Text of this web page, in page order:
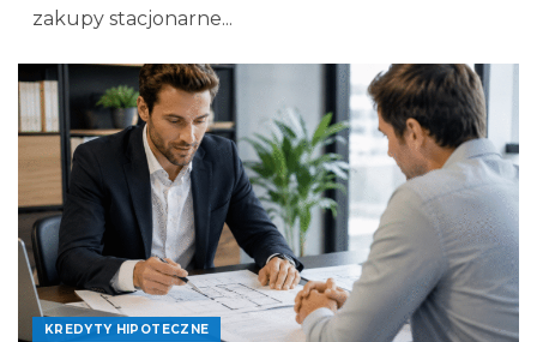
zakupy stacjonarne...
KREDYTY HIPOTECZNE